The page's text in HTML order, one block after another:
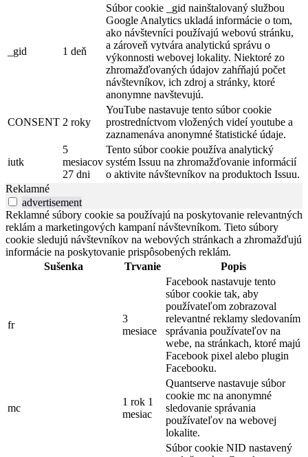
_gid 1 deň
Súbor cookie _gid nainštalovaný službou
Google Analytics ukladá informácie o tom,
ako návštevníci používajú webovú stránku,
a zároveň vytvára analytickú správu o
výkonnosti webovej lokality. Niektoré zo
zhromažďovaných údajov zahŕňajú počet
návštevníkov, ich zdroj a stránky, ktoré
anonymne navštevujú.
CONSENT 2 roky
YouTube nastavuje tento súbor cookie
prostredníctvom vložených videí youtube a
zaznamenáva anonymné štatistické údaje.
iutk
5
mesiacov
27 dni
Tento súbor cookie používa analytický
systém Issuu na zhromažďovanie informácií
o aktivite návštevníkov na produktoch Issuu.
Reklamné
advertisement
Reklamné súbory cookie sa používajú na poskytovanie relevantných
reklám a marketingových kampaní návštevníkom. Tieto súbory
cookie sledujú návštevníkov na webových stránkach a zhromažďujú
informácie na poskytovanie prispôsobených reklám.
Sušenka
Trvanie Popis
fr
3
mesiace
Facebook nastavuje tento
súbor cookie tak, aby
používateľom zobrazoval
relevantné reklamy sledovaním
správania používateľov na
webe, na stránkach, ktoré majú
Facebook pixel alebo plugin
Facebooku.
mc
1 rok 1
mesiac
Quantserve nastavuje súbor
cookie mc na anonymné
sledovanie správania
používateľov na webovej
lokalite.
Súbor cookie NID nastavený